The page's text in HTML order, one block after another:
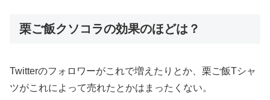
栗ご飯クソコラの効果のほどは？
Twitterのフォロワーがこれで増えたりとか、栗ご飯Tシャ
ツがこれによって売れたとかはまったくない。